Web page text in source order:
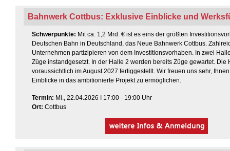
Bahnwerk Cottbus: Exklusive Einblicke und
Schwerpunkte: Mit ca. 1,2 Mrd. € ist es eins der größten
Deutschen Bahn in Deutschland, das Neue Bahnwerk Cottbus.
Unternehmen partizipieren von dem Investitionsvorhaben. In zwei
Züge instandgesetzt. In der Halle 2 werden bereits Züge gewartet. Die
voraussichtlich im August 2027 fertiggestellt. Wir freuen uns sehr,
Einblicke in das ambitionierte Projekt zu ermöglichen.
Termin: Mi., 22.04.2026 I 17:00 - 19:00 Uhr
Ort: Cottbus